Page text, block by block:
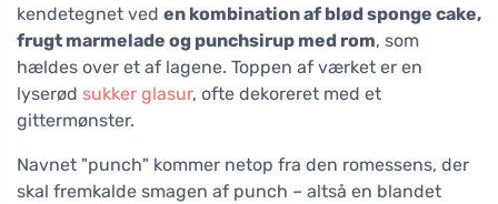
kendetegnet ved en kombination af blød sponge cake,
frugt marmelade og punchsirup med rom, som
hældes over et af lagene. Toppen af værket er en
lyserød sukker glasur, ofte dekoreret med et
gittermønster.
Navnet "punch" kommer netop fra den romessens, der
skal fremkalde smagen af punch – altså en blandet